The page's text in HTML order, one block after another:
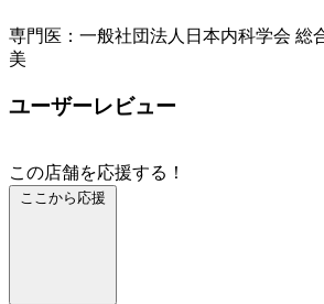
専門医：一般社団法人日本内科学会 総
美
ユーザーレビュー
この店舗を応援する！
ここから応援